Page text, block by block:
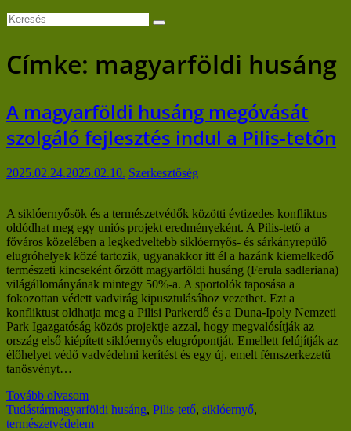
Címke: magyarföldi husáng
A magyarföldi husáng megóvását
szolgáló fejlesztés indul a Pilis-tetőn
2025.02.24.2025.02.10. Szerkesztőség
A siklóernyősök és a természetvédők közötti évtizedes konfliktus
oldódhat meg egy uniós projekt eredményeként. A Pilis-tető a
főváros közelében a legkedveltebb siklóernyős- és sárkányrepülő
elugróhelyek közé tartozik, ugyanakkor itt él a hazánk kiemelkedő
természeti kincseként őrzött magyarföldi husáng (Ferula sadleriana)
világállományának mintegy 50%-a. A sportolók taposása a
fokozottan védett vadvirág kipusztulásához vezethet. Ezt a
konfliktust oldhatja meg a Pilisi Parkerdő és a Duna-Ipoly Nemzeti
Park Igazgatóság közös projektje azzal, hogy megvalósítják az
ország első kiépített siklóernyős elugrópontját. Emellett felújítják az
élőhelyet védő vadvédelmi kerítést és egy új, emelt fémszerkezetű
tanösvényt…
Tovább olvasom
Tudástármagyarföldi husáng, Pilis-tető, siklóernyő,
természetvédelem